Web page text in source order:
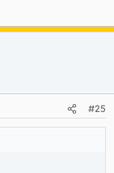
#25